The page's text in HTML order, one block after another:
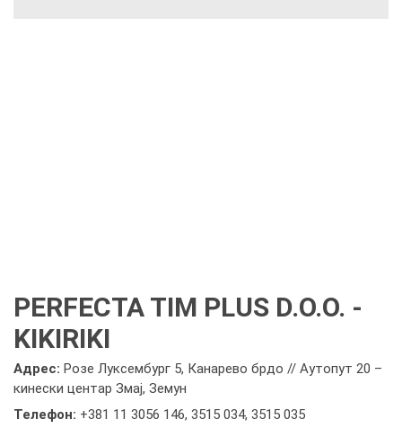
PERFECTA TIM PLUS D.O.O. -
KIKIRIKI
Адрес: Розе Луксембург 5, Канарево брдо // Аутопут 20 –
кинески центар Змај, Земун
Телефон: +381 11 3056 146, 3515 034, 3515 035